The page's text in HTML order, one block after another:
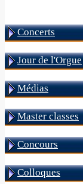
Concerts
Jour de l'Orgue
Médias
Master classes
Concours
Colloques